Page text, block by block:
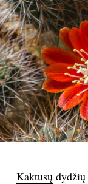
APIE MANE
PSICHOLOGIJA
HOROSKOPAI
ASTROLOGIJA
Kaktusųdydžių